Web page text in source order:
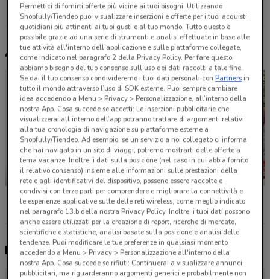
Tutti i negozi Leroy Merlin
Altri volantini nelle vicinanze
-1 GIORNO
Unieuro
-4 GIORNI
Conad City KiK
Nuovi prodotti da provare
Permettici di fornirti offerte più vicine ai tuoi bisogni: Utilizzando
Shopfully/Tiendeo puoi visualizzare inserzioni e offerte per i tuoi acquisti
quotidiani più attinenti ai tuoi gusti e al tuo mondo. Tutto questo è
possibile grazie ad una serie di strumenti e analisi effettuate in base alle
tue attività all'interno dell'applicazione e sulle piattaforme collegate,
come indicato nel paragrafo 2 della Privacy Policy. Per fare questo,
abbiamo bisogno del tuo consenso sull'uso dei dati raccolti a tale fine.
Se dai il tuo consenso condivideremo i tuoi dati personali conPartnersin
tutto il mondo attraverso l’uso di SDK esterne. Puoi sempre cambiare
idea accedendo a Menu > Privacy > Personalizzazione, all’interno della
nostra App. Cosa succede se accetti: Le inserzioni pubblicitarie che
visualizzerai all'interno dell’app potranno trattare di argomenti relativi
alla tua cronologia di navigazione su piattaforme esterne a
Shopfully/Tiendeo. Ad esempio, se un servizio a noi collegato ci informa
che hai navigato in un sito di viaggi, potremo mostrarti delle offerte a
tema vacanze. Inoltre, i dati sulla posizione (nel caso in cui abbia fornito
il relativo consenso) insieme alle informazioni sulle prestazioni della
rete e agli identificativi del dispositivo, possono essere raccolte e
condivisi con terze parti per comprendere e migliorare la connettività e
le esperienze applicative sulle delle reti wireless, come meglio indicato
nel paragrafo 13.b della nostra Privacy Policy. Inoltre, i tuoi dati possono
anche essere utilizzati per la creazione di report, ricerche di mercato,
scientifiche e statistiche, analisi basate sulla posizione e analisi delle
tendenze. Puoi modificare le tue preferenze in qualsiasi momento
accedendo a Menu > Privacy > Personalizzazione all'interno della
nostra App. Cosa succede se rifiuti: Continuerai a visualizzare annunci
pubblicitari, ma riguarderanno argomenti generici e probabilmente non